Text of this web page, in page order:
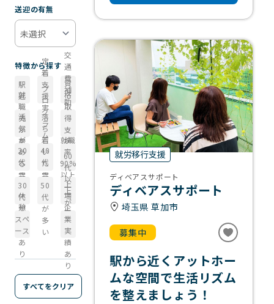
送迎の有無
特徴から探す
駅
近
定
着
支
援
実
施
交
通
費
補
助
あ
り
就
職
先
が
豊
富
プ
ロ
グ
ラ
ム
多
数
資
格
取
得
支
援
あ
り
活
気
が
あ
る
雰
囲
気
落
ち
着
い
た
雰
囲
気
就職
率
90%
以上
20
代
～
30
代
が
多
い
40
代
～
50
代
が
多
い
60
代
以
上
が
多
い
休
憩
スペ
ース
あ
り
上
場
企
業
実
績
あ
り
すべてをクリア
就労移行支援
ディベアスサポート
ディベアスサポート
埼玉県 草加市
募集中
駅から近くアットホー
ムな空間で生活リズム
を整えましょう！